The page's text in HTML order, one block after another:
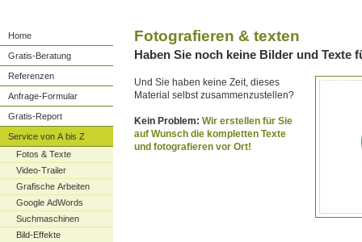
Home
Gratis-Beratung
Referenzen
Anfrage-Formular
Gratis-Report
Service von A bis Z
Fotos & Texte
Video-Trailer
Grafische Arbeiten
Google AdWords
Suchmaschinen
Bild-Effekte
Fotografieren & texten
Haben Sie noch keine Bilder und Texte
Und Sie haben keine Zeit, dieses
Material selbst zusammenzustellen?
Kein Problem: Wir erstellen für Sie
auf Wunsch die kompletten Texte
und fotografieren vor Ort!